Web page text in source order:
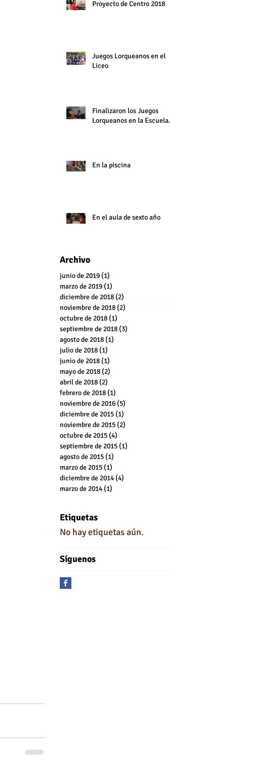
Proyecto de Centro 2018
Juegos Lorqueanos en el
Liceo
Finalizaron los Juegos
Lorqueanos en la Escuela.
En la piscina
En el aula de sexto año
Archivo
junio de 2019(1)
marzo de 2019(1)
diciembre de 2018(2)
noviembre de 2018(2)
octubre de 2018(1)
septiembre de 2018(3)
agosto de 2018(1)
julio de 2018(1)
junio de 2018(1)
mayo de 2018(2)
abril de 2018(2)
febrero de 2018(1)
noviembre de 2016(5)
diciembre de 2015(1)
noviembre de 2015(2)
octubre de 2015(4)
septiembre de 2015(1)
agosto de 2015(1)
marzo de 2015(1)
diciembre de 2014(4)
marzo de 2014(1)
Etiquetas
No hay etiquetas aún.
Síguenos